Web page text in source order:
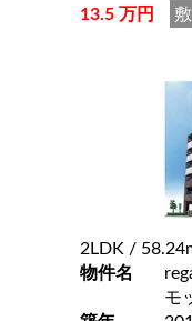
13.5 万円 敷
2LDK /
物件名
モ